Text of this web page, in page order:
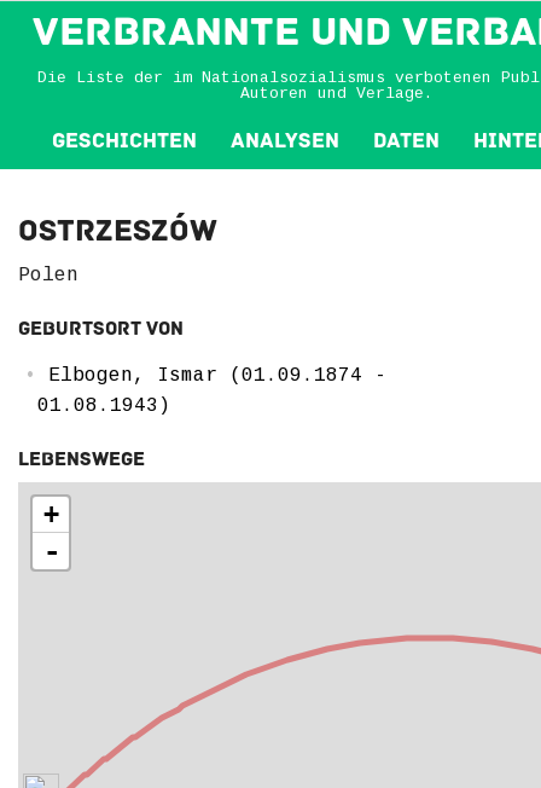
VERBRANNTE und
Die Liste der im Nationalsozialismus verbotenen
Autoren und Verlage.
Geschichten Analysen Daten
Ostrzeszów
Polen
Geburtsort von
Elbogen, Ismar (01.09.1874 -
01.08.1943)
Lebenswege
+
-